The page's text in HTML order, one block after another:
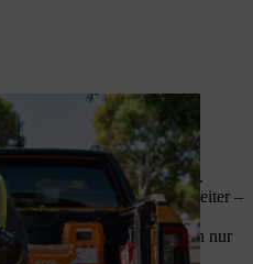
Arbeitsalltag brauchen.
Akku-Systemwelt stetig weiter –
Akkus laden in
STIHL AL 1802 MO in nur